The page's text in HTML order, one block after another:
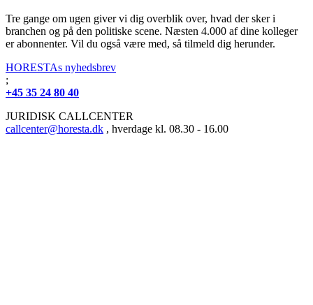
Tre gange om ugen giver vi dig overblik over, hvad der sker i
branchen og på den politiske scene. Næsten 4.000 af dine kolleger
er abonnenter. Vil du også være med, så tilmeld dig herunder.
HORESTAs nyhedsbrev
;
+45 35 24 80 40
JURIDISK CALLCENTER
callcenter@horesta.dk , hverdage kl. 08.30 - 16.00